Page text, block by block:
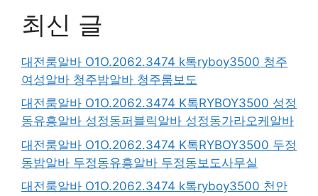
최신 글
대전룸알바 O1O.2062.3474 k톡ryboy3500 청주
여성알바 청주밤알바 청주룸보도
대전룸알바 O1O.2062.3474 K톡RYBOY3500 성정
동유흥알바 성정동퍼블릭알바 성정동가라오케알바
대전룸알바 O1O.2062.3474 K톡RYBOY3500 두정
동밤알바 두정동유흥알바 두정동보도사무실
대전룸알바 O1O.2062.3474 k톡ryboy3500 천안